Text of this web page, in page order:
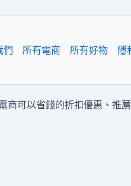
們 所有電商 所有好物 隱
商可以省錢的折扣優惠、推